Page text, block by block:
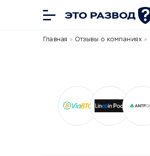
Главная » Отзывы о компаниях »